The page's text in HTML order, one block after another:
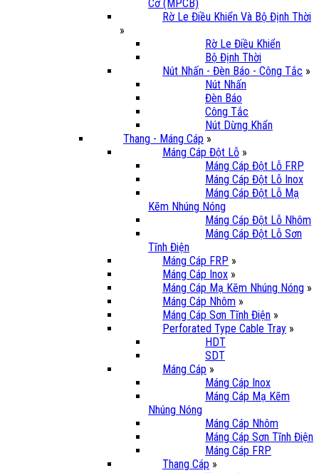
Cơ (MPCB)
Rờ Le Điều Khiển Và Bộ Định Thời
»
Rờ Le Điều Khiển
Bộ Định Thời
Nút Nhấn - Đèn Báo - Công Tắc »
Nút Nhấn
Đèn Báo
Công Tắc
Nút Dừng Khẩn
Thang - Máng Cáp »
Máng Cáp Đột Lỗ »
Máng Cáp Đột Lỗ FRP
Máng Cáp Đột Lỗ Inox
Máng Cáp Đột Lỗ Mạ
Kẽm Nhúng Nóng
Máng Cáp Đột Lỗ Nhôm
Máng Cáp Đột Lỗ Sơn
Tĩnh Điện
Máng Cáp FRP »
Máng Cáp Inox »
Máng Cáp Mạ Kẽm Nhúng Nóng »
Máng Cáp Nhôm »
Máng Cáp Sơn Tĩnh Điện »
Perforated Type Cable Tray »
HDT
SDT
Máng Cáp »
Máng Cáp Inox
Máng Cáp Mạ Kẽm
Nhúng Nóng
Máng Cáp Nhôm
Máng Cáp Sơn Tĩnh Điện
Máng Cáp FRP
Thang Cáp »